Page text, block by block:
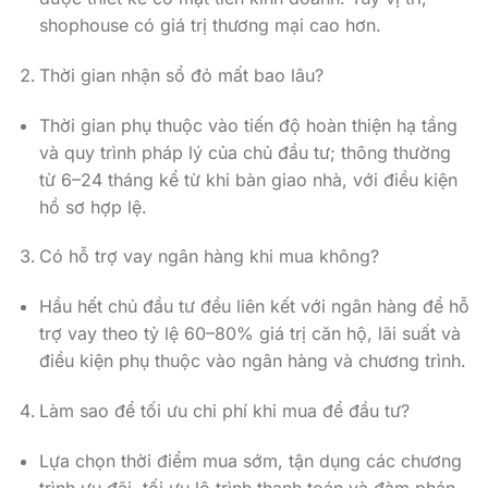
shophouse có giá trị thương mại cao hơn.
Thời gian nhận sổ đỏ mất bao lâu?
Thời gian phụ thuộc vào tiến độ hoàn thiện hạ tầng
và quy trình pháp lý của chủ đầu tư; thông thường
từ 6–24 tháng kể từ khi bàn giao nhà, với điều kiện
hồ sơ hợp lệ.
Có hỗ trợ vay ngân hàng khi mua không?
Hầu hết chủ đầu tư đều liên kết với ngân hàng để hỗ
trợ vay theo tỷ lệ 60–80% giá trị căn hộ, lãi suất và
điều kiện phụ thuộc vào ngân hàng và chương trình.
Làm sao để tối ưu chi phí khi mua để đầu tư?
Lựa chọn thời điểm mua sớm, tận dụng các chương